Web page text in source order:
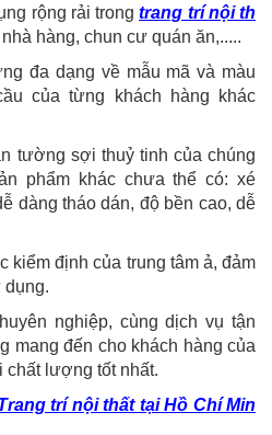
rộng rải trongtrang trí nội th
hàng, chun cư quán ăn,.....
đa dạng về mẫu mã và màu
của từng khách hàng khác
tường sợi thuỷ tinh của chúng
phẩm khác chưa thể có: xé
dàng tháo dán, độ bền cao, dễ
kiểm định của trung tâm ả, đảm
dụng.
nghiệp, cùng dịch vụ tận
mang đến cho khách hàng của
chất lượng tốt nhất.
trí nội thất tại Hồ Chí Min